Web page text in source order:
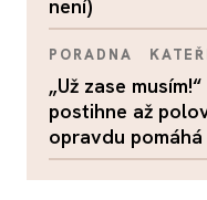
není)
PORADNA
„Už zase
postihne až
opravdu pomáhá